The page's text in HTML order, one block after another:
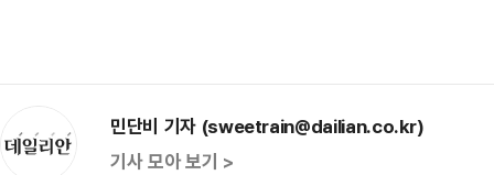
민단비 기자 (sweetrain@dailian.co.kr)
기사 모아 보기 >